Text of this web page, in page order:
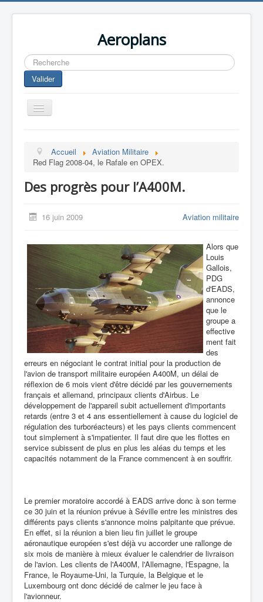
Aeroplans
Rechercher
Valider
Toggle
Navigation
Aviation Commerciale
Aviation Militaire
Europespace
Accueil
Aviation Militaire
Red Flag 2008-04, le Rafale en OPEX.
Des progrès pour l’A400M.
16 juin 2009 Aviation militaire
Alors que
Louis
Gallois,
PDG
d'EADS,
annonce
que le
groupe a
effective
ment fait
des
erreurs en négociant le contrat initial pour la production de
l'avion de transport militaire européen A400M, un délai de
réflexion de 6 mois vient d'être décidé par les gouvernements
français et allemand, principaux clients d'Airbus. Le
développement de l'appareil subit actuellement d'importants
retards (entre 3 et 4 ans essentiellement à cause du logiciel de
régulation des turboréacteurs) et les pays clients commencent
tout simplement à s'impatienter. Il faut dire que les flottes en
service subissent de plus en plus les aléas du temps et les
capacités notamment de la France commencent à en souffrir.
Le premier moratoire accordé à EADS arrive donc à son terme
ce 30 juin et la réunion prévue à Séville entre les ministres des
différents pays clients s'annonce moins palpitante que prévue.
En effet, si la réunion a bien lieu fin juillet le groupe
aéronautique européen s'est déjà vu accorder une rallonge de
six mois de manière à mieux évaluer le calendrier de livraison
de l'avion. Les clients de l'A400M, l'Allemagne, l'Espagne, la
France, le Royaume-Uni, la Turquie, la Belgique et le
Luxembourg ont donc décidé de calmer le jeu face à
l'avionneur.